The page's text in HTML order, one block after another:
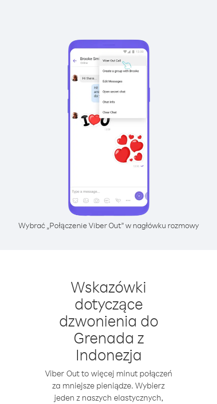
Wybrać „Połączenie Viber Out” w nagłówku rozmowy
Wskazówki
dotyczące
dzwonienia do
Grenada z
Indonezja
Viber Out to więcej minut połączeń
za mniejsze pieniądze. Wybierz
jeden z naszych elastycznych,